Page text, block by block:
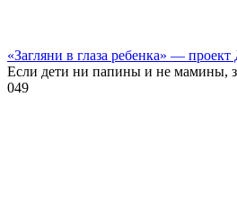
«Загляни в глаза ребенка» —
Если дети ни папины и не мамины,
049